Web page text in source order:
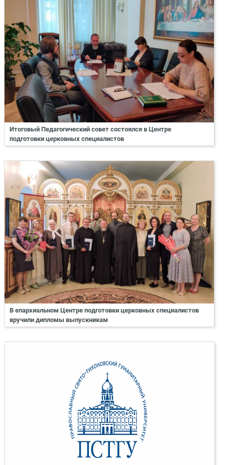
Итоговый Педагогический совет состоялся в Центре
подготовки церковных специалистов
В епархиальном Центре подготовки церковных специалистов
вручили дипломы выпускникам